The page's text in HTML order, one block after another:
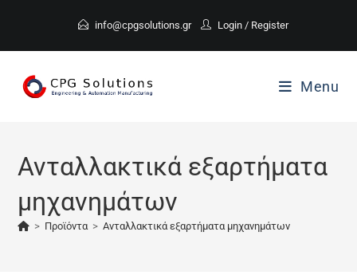
info@cpgsolutions.gr Login / Register
Menu
Ανταλλακτικά εξαρτήματα
μηχανημάτων
> Προϊόντα > Ανταλλακτικά εξαρτήματα μηχανημάτων